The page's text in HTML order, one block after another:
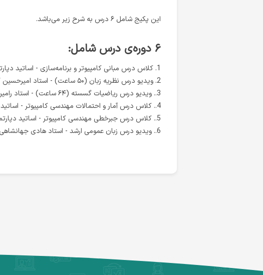
این پکیج شامل ۶ درس به شرح زیر می‌باشد.
۶ دوره‌ی درس شامل:
1. کلاس درس مبانی کامپیوتر و برنامه‌سازی - اساتید
2. ویدیو درس نظریه زبان (۵۰ ساعت) - استاد امیرحسین کاشفی
3.. ویدیو درس ریاضیات گسسته (۶۴ ساعت) - استاد رامین رضوی
4.. کلاس درس آمار و احتمالات مهندسی کامپیوتر -
5.. کلاس درس جبرخطی مهندسی کامپیوتر - اساتید
6.. ویدیو درس زبان عمومی ارشد - استاد هادی جهانشاهی